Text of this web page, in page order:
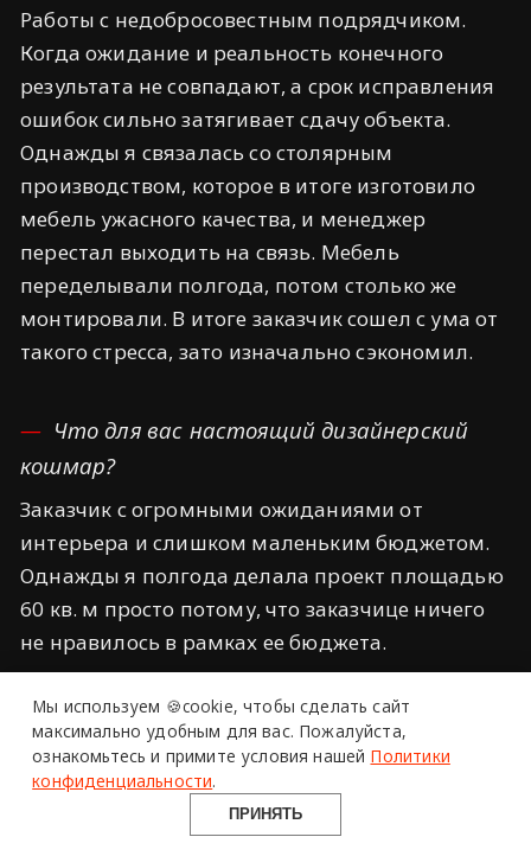
Работы с недобросовестным подрядчиком.
Когда ожидание и реальность конечного
результата не совпадают, а срок исправления
ошибок сильно затягивает сдачу объекта.
Однажды я связалась со столярным
производством, которое в итоге изготовило
мебель ужасного качества, и менеджер
перестал выходить на связь. Мебель
переделывали полгода, потом столько же
монтировали. В итоге заказчик сошел с ума от
такого стресса, зато изначально сэкономил.
Что для вас настоящий дизайнерский
кошмар?
Заказчик с огромными ожиданиями от
интерьера и слишком маленьким бюджетом.
Однажды я полгода делала проект площадью
60 кв. м просто потому, что заказчице ничего
не нравилось в рамках ее бюджета.
Мы используем 🍪cookie, чтобы сделать сайт
максимально удобным для вас. Пожалуйста,
ознакомьтесь и примите условия нашей Политики
конфиденциальности.
ПРИНЯТЬ